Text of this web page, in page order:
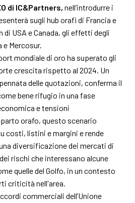
di IC&Partners, nell’introdurre i
sugli hub orafi di Francia e
di USA e Canada, gli effetti degli
e Mercosur.
mondiale di oro ha superato gli
crescita rispetto al 2024. Un
delle quotazioni, conferma il
bene rifugio in una fase
e tensioni
orafo, questo scenario
costi, listini e margini e rende
diversificazione dei mercati di
rischi che interessano alcune
quelle del Golfo, in un contesto
criticità nell'area.
commerciali dell’Unione